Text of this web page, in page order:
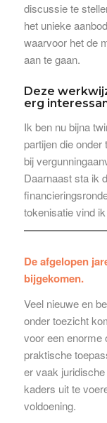
discussie te
het unieke
waarvoor het de
aan te gaan.
Deze
erg
Ik ben nu bijna
partijen die
bij
Daarnaast sta ik
tokenisatie vind
De afgelopen
bijgekomen.
Veel nieuwe en
onder toezicht
voor een enorme
praktische
er vaak
kaders uit te
voldoening.